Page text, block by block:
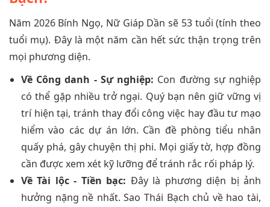
Năm 2026 Bính Ngọ, Nữ Giáp Dần sẽ 53 tuổi (tính theo
tuổi mụ). Đây là một năm cần hết sức thận trọng trên
mọi phương diện.
Về Công danh - Sự nghiệp: Con đường sự nghiệp
có thể gặp nhiều trở ngại. Quý bạn nên giữ vững vị
trí hiện tại, tránh thay đổi công việc hay đầu tư mạo
hiểm vào các dự án lớn. Cần đề phòng tiểu nhân
quấy phá, gây chuyện thị phi. Mọi giấy tờ, hợp đồng
cần được xem xét kỹ lưỡng để tránh rắc rối pháp lý.
Về Tài lộc - Tiền bạc: Đây là phương diện bị ảnh
hưởng nặng nề nhất. Sao Thái Bạch chủ về hao tài,